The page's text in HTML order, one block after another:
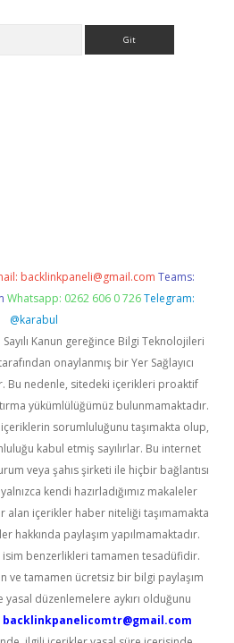
backlinkpaneli@gmail.com Teams:
Whatsapp: 0262 606 0 726 Telegram:
@karabul
Kanun gereğince Bilgi Teknolojileri
onaylanmış bir Yer Sağlayıcı
Bu nedenle, sitedeki içerikleri proaktif
yükümlülüğümüz bulunmamaktadır.
sorumluluğunu taşımakta olup,
kabul etmiş sayılırlar. Bu internet
veya şahıs şirketi ile hiçbir bağlantısı
kendi hazırladığımız makaleler
alan içerikler haber niteliği taşımamakta
hakkında paylaşım yapılmamaktadır.
isim benzerlikleri tamamen tesadüfidir.
ve tamamen ücretsiz bir bilgi paylaşım
düzenlemelere aykırı olduğunu
backlinkpanelicomtr@gmail.com